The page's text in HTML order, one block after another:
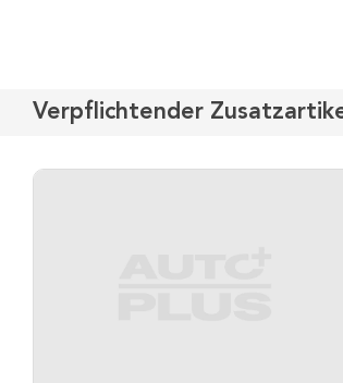
Verpflichtender